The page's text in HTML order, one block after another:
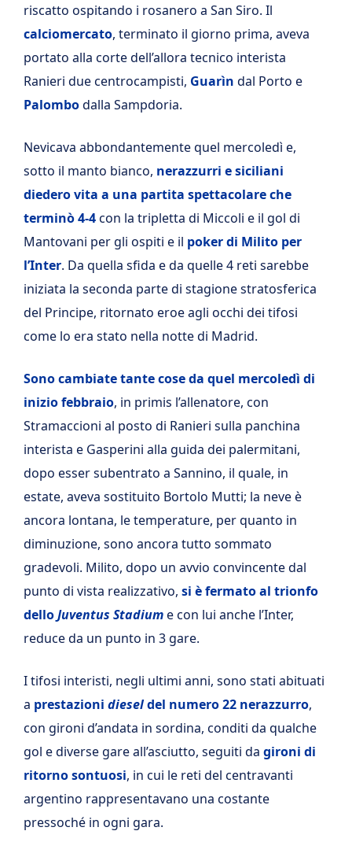
riscatto ospitando i rosanero a San Siro. Il
calciomercato, terminato il giorno prima, aveva
portato alla corte dell’allora tecnico interista
Ranieri due centrocampisti, Guarìn dal Porto e
Palombodalla Sampdoria.
Nevicava abbondantemente quel mercoledì e,
sotto il manto bianco, nerazzurri e siciliani
diedero vita a una partita spettacolare che
terminò 4-4con la tripletta di Miccoli e il gol di
Mantovani per gli ospiti e il poker di Milito per
l’Inter. Da quella sfida e da quelle 4 reti sarebbe
iniziata la seconda parte di stagione stratosferica
del Principe, ritornato eroe agli occhi dei tifosi
come lo era stato nella notte di Madrid.
Sono cambiate tante cose da quel mercoledì di
inizio febbraio, in primis l’allenatore, con
Stramaccioni al posto di Ranieri sulla panchina
interista e Gasperini alla guida dei palermitani,
dopo esser subentrato a Sannino, il quale, in
estate, aveva sostituito Bortolo Mutti; la neve è
ancora lontana, le temperature, per quanto in
diminuzione, sono ancora tutto sommato
gradevoli. Milito, dopo un avvio convincente dal
punto di vista realizzativo, si è fermato al trionfo
delloJuventus Stadiume con lui anche l’Inter,
reduce da un punto in 3 gare.
I tifosi interisti, negli ultimi anni, sono stati abituati
a prestazioni dieseldel numero 22 nerazzurro,
con gironi d’andata in sordina, conditi da qualche
gol e diverse gare all’asciutto, seguiti da gironi di
ritorno sontuosi, in cui le reti del centravanti
argentino rappresentavano una costante
pressoché in ogni gara.